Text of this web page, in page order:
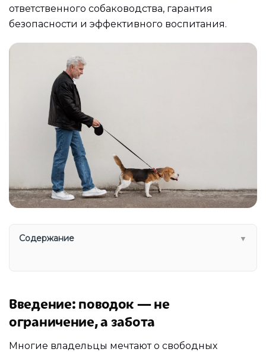
ответственного собаководства, гарантия
безопасности и эффективного воспитания.
Содержание ▼
Введение: поводок — не
ограничение, а забота
Многие владельцы мечтают о свободных